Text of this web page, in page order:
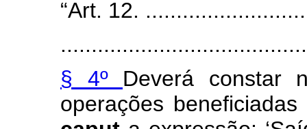
“Art. 12.
§ 4º Deverá constar
operações